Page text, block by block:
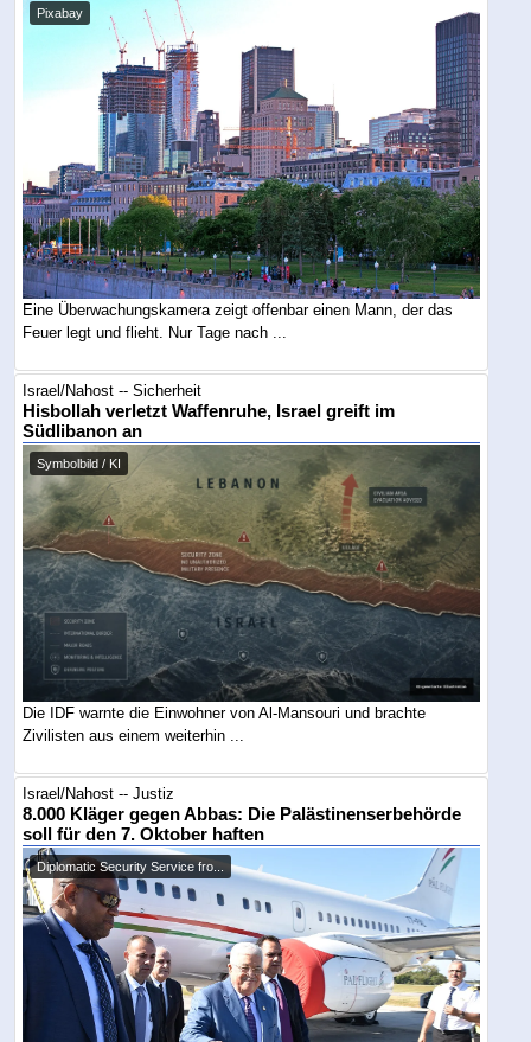
Pixabay
Eine Überwachungskamera zeigt offenbar einen Mann, der das
Feuer legt und flieht. Nur Tage nach ...
Israel/Nahost -- Sicherheit
Hisbollah verletzt Waffenruhe, Israel greift im
Südlibanon an
Symbolbild / KI
Die IDF warnte die Einwohner von Al-Mansouri und brachte
Zivilisten aus einem weiterhin ...
Israel/Nahost -- Justiz
8.000 Kläger gegen Abbas: Die Palästinenserbehörde
soll für den 7. Oktober haften
Diplomatic Security Service fro...